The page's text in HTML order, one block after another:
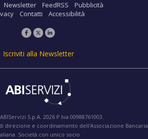
Newsletter FeedRSS
Pubblicità
Contatti Accessibilità
Iscriviti alla Newsletter
S.p.A. 2026 P.Iva 00988761003.
direzione e coordinamento dell'Associazione Bancaria
Società con unico socio